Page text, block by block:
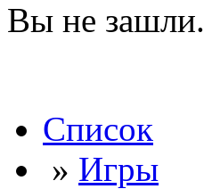
Вы не зашли.
Список
» Игры